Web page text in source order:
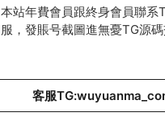
本站年費會員跟終身會員聯系
服，發賬号截圖進無憂TG源
客服